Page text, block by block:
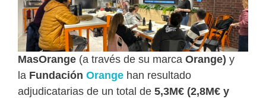
MasOrange (a través de su marca Orange) y
la Fundación Orange han resultado
adjudicatarias de un total de 5,3M€ (2,8M€ y